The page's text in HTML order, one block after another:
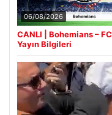
06/08/2026
CANLI | Bohemians –
Yayın Bilgileri